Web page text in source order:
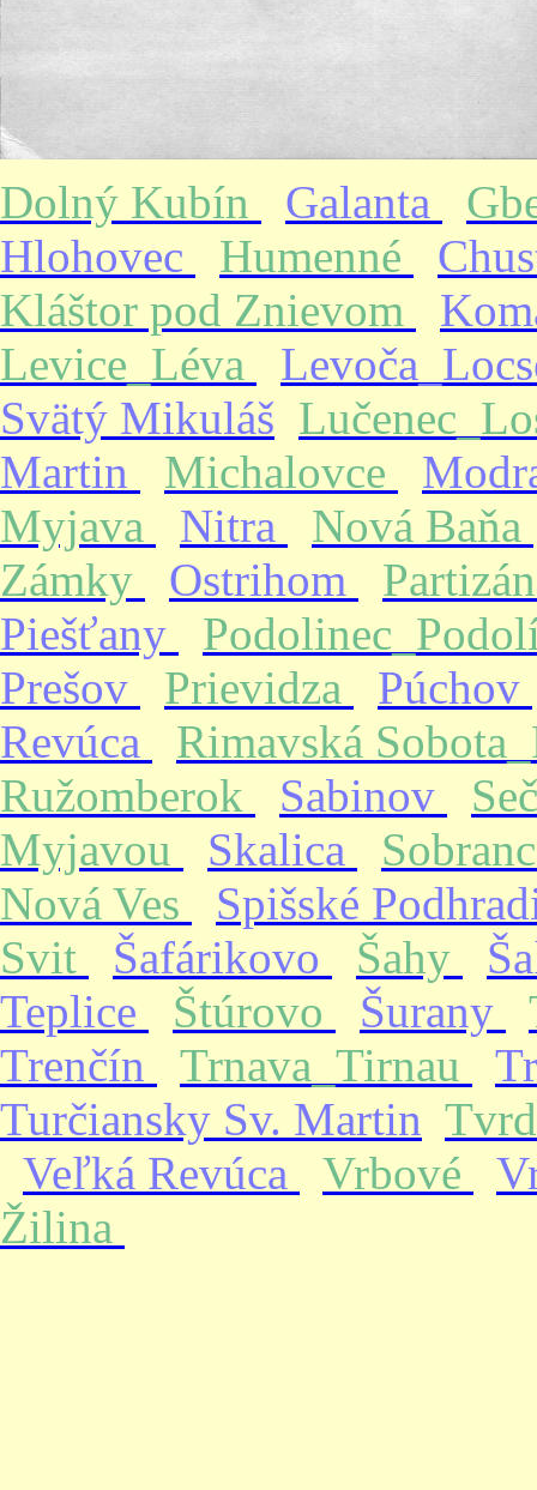
Dolný Kubín Galanta
Hlohovec
Humenné
Kláštor pod Znievom
Levice_Léva
Svätý Mikuláš
Martin
Michalovce
Myjava
Nitra
Nová Baňa
Zámky
Ostrihom
Piešťany
Prešov
Prievidza
Púchov
Revúca
Rimavská
Ružomberok
Sabinov
Myjavou
Skalica
Nová Ves
Spišské
Svit
Šafárikovo Šahy
Teplice
Štúrovo Šurany
Trenčín
Trnava_Tirnau
Turčiansky Sv. Martin
Veľká Revúca
Vrbové
Žilina